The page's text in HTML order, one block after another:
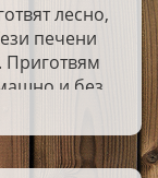
лесно,
печени
Приготвям
и без
от
ароматен
А